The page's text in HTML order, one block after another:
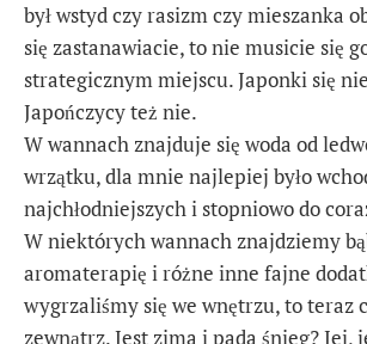
był wstyd czy rasizm czy mieszanka
się zastanawiacie, to nie musicie się
strategicznym miejscu. Japonki się
Japończycy też nie.
W wannach znajduje się woda od
wrzątku, dla mnie najlepiej było
najchłodniejszych i stopniowo do
W niektórych wannach znajdziemy
aromaterapię i różne inne fajne
wygrzaliśmy się we wnętrzu, to teraz
zewnątrz. Jest zima i pada śnieg? Jej,